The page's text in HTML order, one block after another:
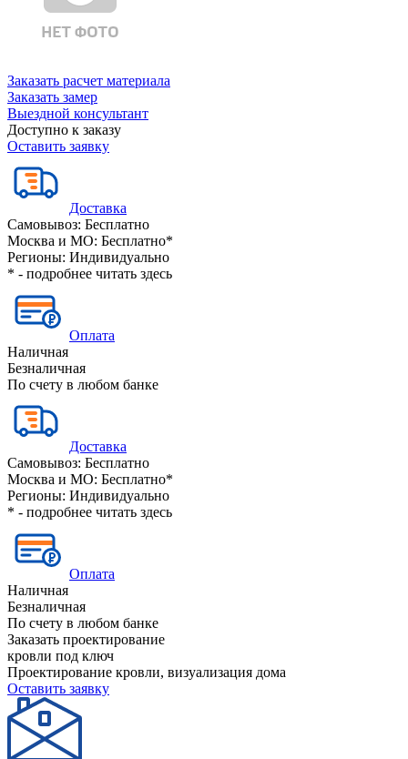
Заказать расчет материала
Заказать замер
Выездной консультант
Доступно к заказу
Оставить заявку
Доставка
Самовывоз: Бесплатно
Москва и МО: Бесплатно*
Регионы: Индивидуально
* - подробнее читать здесь
Оплата
Наличная
Безналичная
По счету в любом банке
Доставка
Самовывоз: Бесплатно
Москва и МО: Бесплатно*
Регионы: Индивидуально
* - подробнее читать здесь
Оплата
Наличная
Безналичная
По счету в любом банке
Заказать проектирование
кровли под ключ
Проектирование кровли, визуализация дома
Оставить заявку